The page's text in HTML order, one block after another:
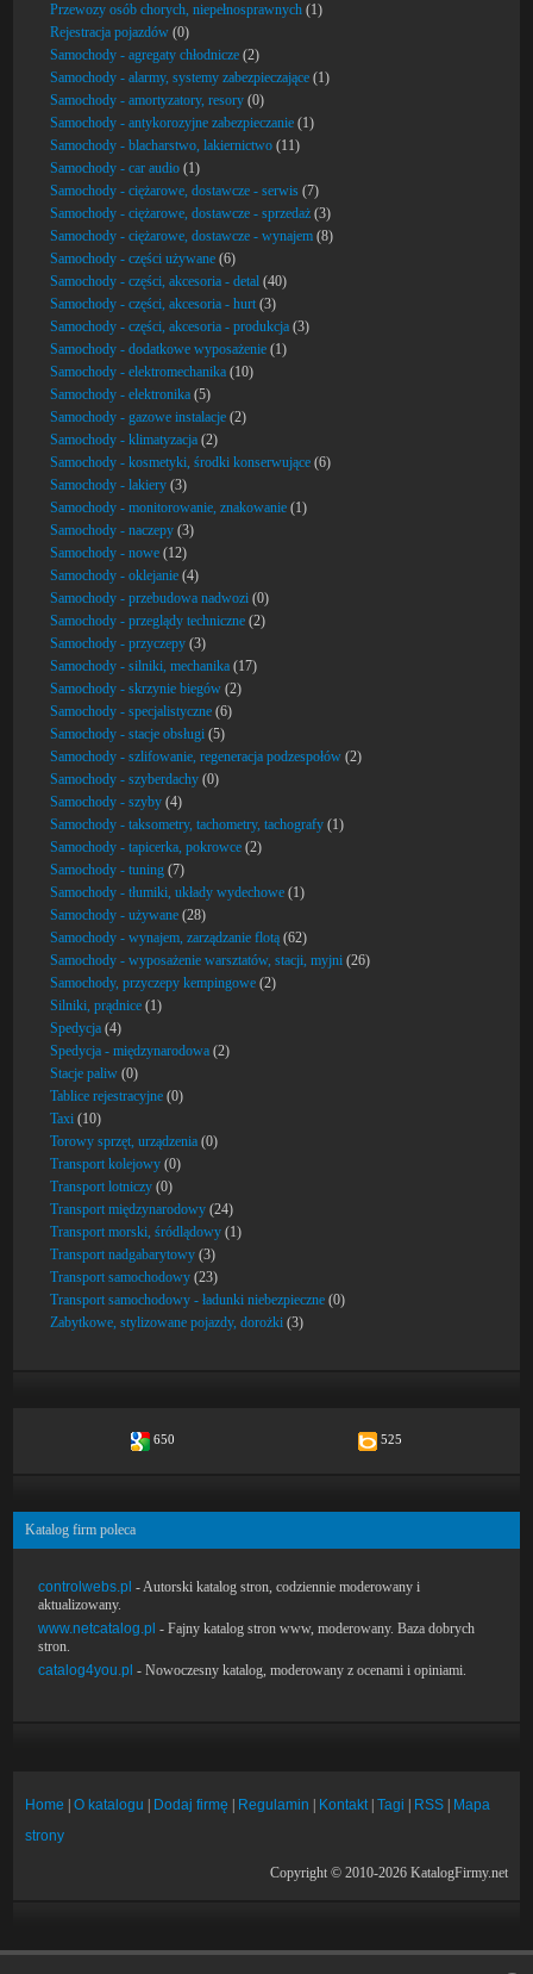
Przewozy osób chorych, niepełnosprawnych (1)
Rejestracja pojazdów (0)
Samochody - agregaty chłodnicze (2)
Samochody - alarmy, systemy zabezpieczające (1)
Samochody - amortyzatory, resory (0)
Samochody - antykorozyjne zabezpieczanie (1)
Samochody - blacharstwo, lakiernictwo (11)
Samochody - car audio (1)
Samochody - ciężarowe, dostawcze - serwis (7)
Samochody - ciężarowe, dostawcze - sprzedaż (3)
Samochody - ciężarowe, dostawcze - wynajem (8)
Samochody - części używane (6)
Samochody - części, akcesoria - detal (40)
Samochody - części, akcesoria - hurt (3)
Samochody - części, akcesoria - produkcja (3)
Samochody - dodatkowe wyposażenie (1)
Samochody - elektromechanika (10)
Samochody - elektronika (5)
Samochody - gazowe instalacje (2)
Samochody - klimatyzacja (2)
Samochody - kosmetyki, środki konserwujące (6)
Samochody - lakiery (3)
Samochody - monitorowanie, znakowanie (1)
Samochody - naczepy (3)
Samochody - nowe (12)
Samochody - oklejanie (4)
Samochody - przebudowa nadwozi (0)
Samochody - przeglądy techniczne (2)
Samochody - przyczepy (3)
Samochody - silniki, mechanika (17)
Samochody - skrzynie biegów (2)
Samochody - specjalistyczne (6)
Samochody - stacje obsługi (5)
Samochody - szlifowanie, regeneracja podzespołów (2)
Samochody - szyberdachy (0)
Samochody - szyby (4)
Samochody - taksometry, tachometry, tachografy (1)
Samochody - tapicerka, pokrowce (2)
Samochody - tuning (7)
Samochody - tłumiki, układy wydechowe (1)
Samochody - używane (28)
Samochody - wynajem, zarządzanie flotą (62)
Samochody - wyposażenie warsztatów, stacji, myjni (26)
Samochody, przyczepy kempingowe (2)
Silniki, prądnice (1)
Spedycja (4)
Spedycja - międzynarodowa (2)
Stacje paliw (0)
Tablice rejestracyjne (0)
Taxi (10)
Torowy sprzęt, urządzenia (0)
Transport kolejowy (0)
Transport lotniczy (0)
Transport międzynarodowy (24)
Transport morski, śródlądowy (1)
Transport nadgabarytowy (3)
Transport samochodowy (23)
Transport samochodowy - ładunki niebezpieczne (0)
Zabytkowe, stylizowane pojazdy, dorożki (3)
650 525
Katalog firm poleca
controlwebs.pl - Autorski katalog stron, codziennie moderowany i
aktualizowany.
www.netcatalog.pl - Fajny katalog stron www, moderowany. Baza dobrych
stron.
catalog4you.pl - Nowoczesny katalog, moderowany z ocenami i opiniami.
Home |O katalogu Dodaj firmę Regulamin Kontakt|Tagi RSS
Mapa
strony
Copyright © 2010-2026 KatalogFirmy.net